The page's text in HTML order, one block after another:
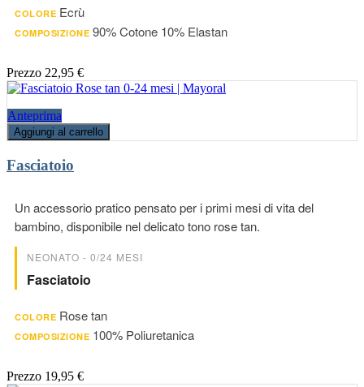
COLORE Ecrù
COMPOSIZIONE 90% Cotone 10% Elastan
Prezzo 22,95 €
Anteprima
Aggiungi al carrello
Fasciatoio
Un accessorio pratico pensato per i primi mesi di vita del
bambino, disponibile nel delicato tono rose tan.
NEONATO - 0/24 MESI
Fasciatoio
COLORE Rose tan
COMPOSIZIONE 100% Poliuretanica
Prezzo 19,95 €